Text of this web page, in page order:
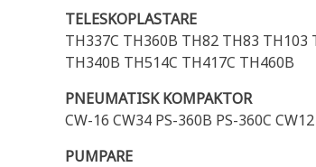
TELESKOPLASTARE
TH337C TH360B TH82 TH83
TH340B TH514C TH417C TH460B
PNEUMATISK KOMPAKTOR
CW-16 CW34 PS-360B PS-360C
PUMPARE